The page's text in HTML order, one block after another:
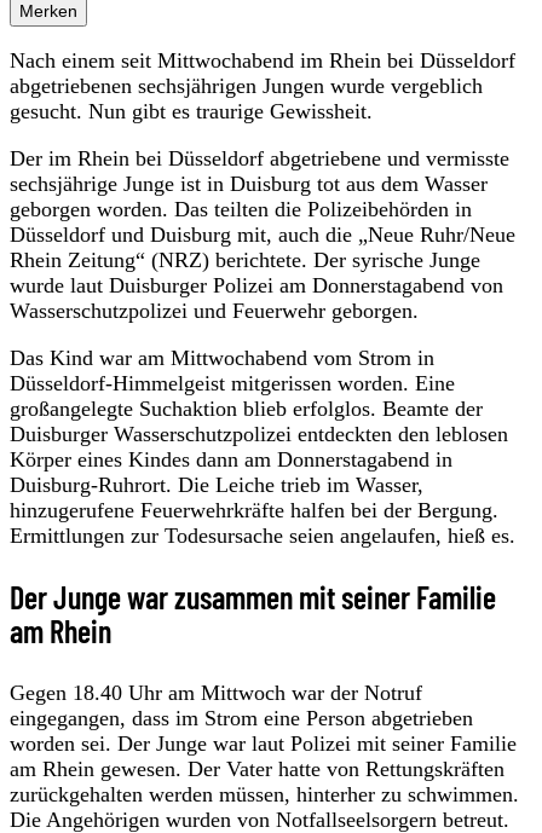
Merken
Nach einem seit Mittwochabend im Rhein bei Düsseldorf
abgetriebenen sechsjährigen Jungen wurde vergeblich
gesucht. Nun gibt es traurige Gewissheit.
Der im Rhein bei Düsseldorf abgetriebene und vermisste
sechsjährige Junge ist in Duisburg tot aus dem Wasser
geborgen worden. Das teilten die Polizeibehörden in
Düsseldorf und Duisburg mit, auch die „Neue Ruhr/Neue
Rhein Zeitung“ (NRZ) berichtete. Der syrische Junge
wurde laut Duisburger Polizei am Donnerstagabend von
Wasserschutzpolizei und Feuerwehr geborgen.
Das Kind war am Mittwochabend vom Strom in
Düsseldorf-Himmelgeist mitgerissen worden. Eine
großangelegte Suchaktion blieb erfolglos. Beamte der
Duisburger Wasserschutzpolizei entdeckten den leblosen
Körper eines Kindes dann am Donnerstagabend in
Duisburg-Ruhrort. Die Leiche trieb im Wasser,
hinzugerufene Feuerwehrkräfte halfen bei der Bergung.
Ermittlungen zur Todesursache seien angelaufen, hieß es.
Der Junge war zusammen mit seiner Familie
am Rhein
Gegen 18.40 Uhr am Mittwoch war der Notruf
eingegangen, dass im Strom eine Person abgetrieben
worden sei. Der Junge war laut Polizei mit seiner Familie
am Rhein gewesen. Der Vater hatte von Rettungskräften
zurückgehalten werden müssen, hinterher zu schwimmen.
Die Angehörigen wurden von Notfallseelsorgern betreut.